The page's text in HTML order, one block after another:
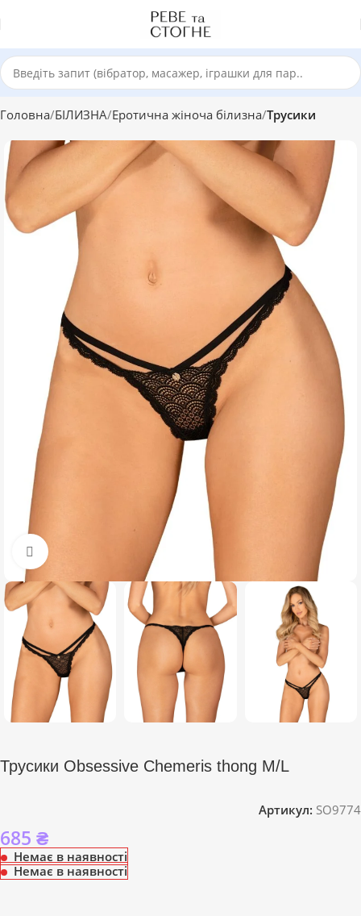
Головна БІЛИЗНА Еротична жіноча білизна Трусики
Click to enlarge
Трусики Obsessive Chemeris thong M/L
Артикул: SO9774
685 ₴
Немає в наявності
Немає в наявності